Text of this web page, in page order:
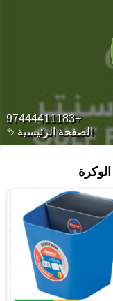
الصفحة الرئيسية
+97444411183